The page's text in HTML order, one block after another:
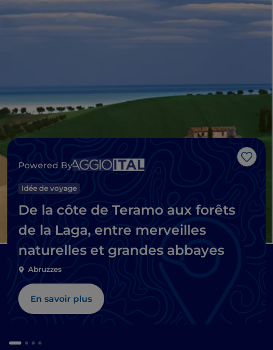
Powered By
Idée de voyage
De la côte de Teramo aux forêts
de la Laga, entre merveilles
naturelles et grandes abbayes
Abruzzes
En savoir plus